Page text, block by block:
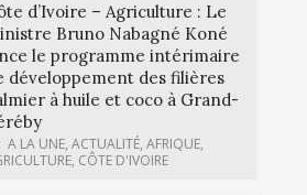
d’Ivoire – Agriculture : Le
Bruno Nabagné Koné
le programme intérimaire
développement des filières
à huile et coco à Grand-
A LA UNE, ACTUALITÉ, AFRIQUE,
, CÔTE D'IVOIRE